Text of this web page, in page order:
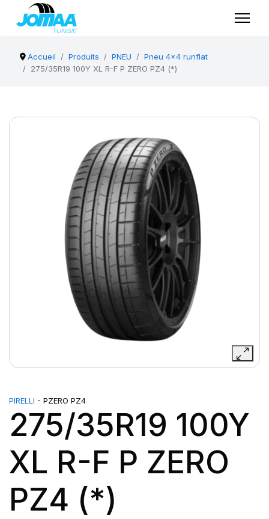
Accueil Produits PNEU
Pneu 4x4 runflat
275/35R19 100Y XL R-F P ZERO PZ4 (*)
PIRELLI - PZERO PZ4
275/35R19 100Y
XL R-F P ZERO
PZ4 (*)